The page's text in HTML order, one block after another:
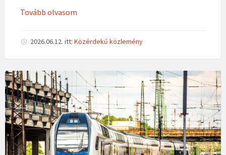
Tovább olvasom
2026.06.12. itt: Közérdekű közlemény